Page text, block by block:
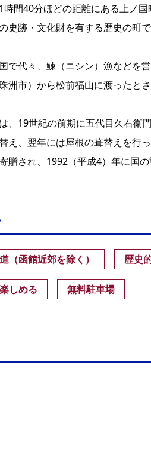
時間40分ほどの距離にある上ノ
史跡・文化財を有する歴史の町
で代々、鰊（ニシン）漁などを
洲市）から松前福山に渡ったと
、19世紀の前期に五代目久右衛
え、翌年には屋根の葺替えを行
贈され、1992（平成4）年に国
（函館近郊を除く） 歴史
しめる 無料駐車場